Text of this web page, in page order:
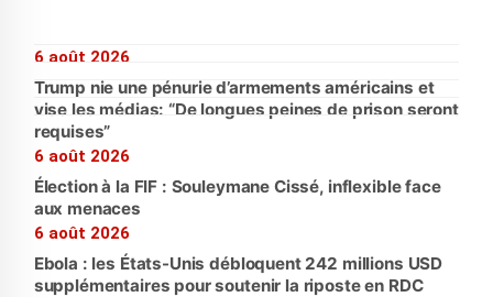
6 août 2026
Trump nie une pénurie d’armements américains et
vise les médias: “De longues peines de prison seront
requises”
6 août 2026
Élection à la FIF : Souleymane Cissé, inflexible face
aux menaces
6 août 2026
Ebola : les États-Unis débloquent 242 millions USD
supplémentaires pour soutenir la riposte en RDC